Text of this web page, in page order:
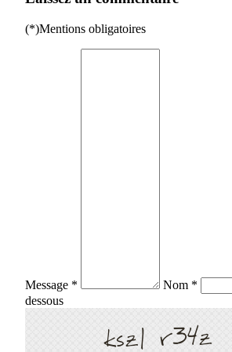
(*)Mentions obligatoires
Message * Nom *
dessous